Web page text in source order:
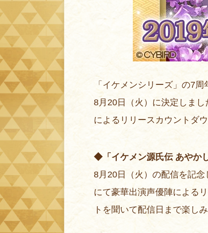
「イケメンシリーズ」の7
8月20日（火）に決定しま
によるリリースカウントダ
◆「イケメン源氏伝 あやか
8月20日（火）の配信を記
にて豪華出演声優陣による
トを聞いて配信日まで楽し